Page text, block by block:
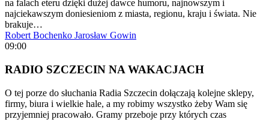
na falach eteru dzięki dużej dawce humoru, najnowszym i
najciekawszym doniesieniom z miasta, regionu, kraju i świata. Nie
brakuje…
Robert Bochenko Jarosław Gowin
09:00
RADIO SZCZECIN NA WAKACJACH
O tej porze do słuchania Radia Szczecin dołączają kolejne sklepy,
firmy, biura i wielkie hale, a my robimy wszystko żeby Wam się
przyjemniej pracowało. Gramy przeboje przy których czas